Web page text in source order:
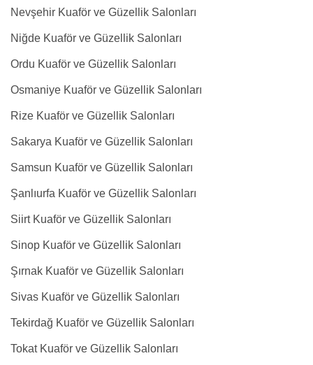
Nevşehir Kuaför ve Güzellik Salonları
Niğde Kuaför ve Güzellik Salonları
Ordu Kuaför ve Güzellik Salonları
Osmaniye Kuaför ve Güzellik Salonları
Rize Kuaför ve Güzellik Salonları
Sakarya Kuaför ve Güzellik Salonları
Samsun Kuaför ve Güzellik Salonları
Şanlıurfa Kuaför ve Güzellik Salonları
Siirt Kuaför ve Güzellik Salonları
Sinop Kuaför ve Güzellik Salonları
Şırnak Kuaför ve Güzellik Salonları
Sivas Kuaför ve Güzellik Salonları
Tekirdağ Kuaför ve Güzellik Salonları
Tokat Kuaför ve Güzellik Salonları